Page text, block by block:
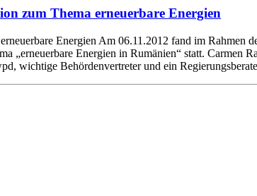
zum Thema erneuerbare Energien
Energien Am 06.11.2012 fand im Rahmen
„erneuerbare Energien in Rumänien“ statt. Carmen
wichtige Behördenvertreter und ein